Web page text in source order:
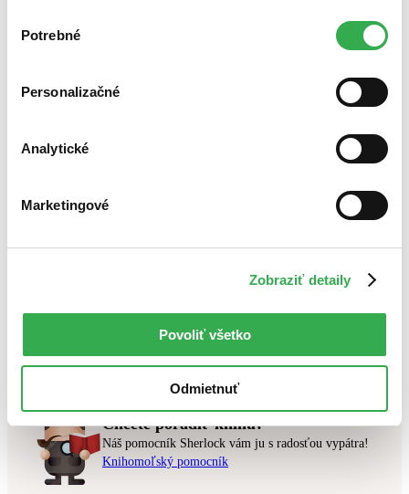
nám pomohlo, keby sme mohli používať všetky tieto
súhlasu
Potrebné
Personalizačné
Analytické
Marketingové
Zobraziť detaily
Povoliť všetko
Odmietnuť
Zúžiť výber
Novinky
Najdrahšie
Najvyššia zľava
Zrušiť filtre
vyhovujúci zadaným podmienkam.
Skúste prosím zmeniť vyhľadávaný výraz.
Chcete poradiť knihu?
Náš pomocník Sherlock vám ju s radosťou vypátra!
Knihomoľský pomocník